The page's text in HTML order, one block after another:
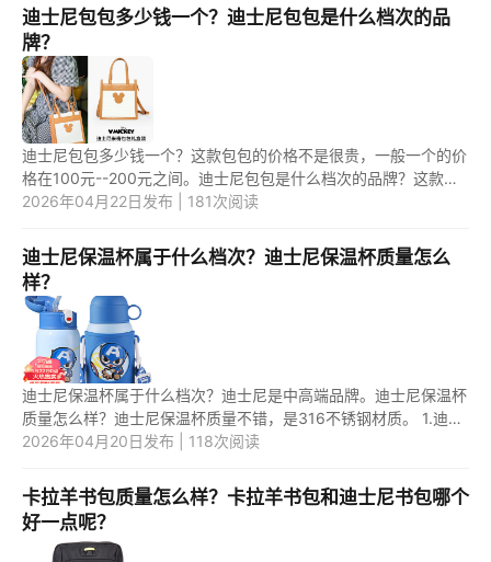
迪士尼包包多少钱一个？迪士尼包包是什么档次的品
牌？
迪士尼包包多少钱一个？这款包包的价格不是很贵，一般一个的价
格在100元--200元之间。迪士尼包包是什么档次的品牌？这款包
包是属于中端档次的包包产品，它的包包使用的材质好。 1.迪士尼
2026年04月22日发布 | 181次阅读
迪士尼保温杯属于什么档次？迪士尼保温杯质量怎么
样？
迪士尼保温杯属于什么档次？迪士尼是中高端品牌。迪士尼保温杯
质量怎么样？迪士尼保温杯质量不错，是316不锈钢材质。 1.迪士
尼保温杯属于什么档次？ 迪士尼是中高端品牌，档次高，价格也
2026年04月20日发布 | 118次阅读
卡拉羊书包质量怎么样？卡拉羊书包和迪士尼书包哪个
好一点呢？